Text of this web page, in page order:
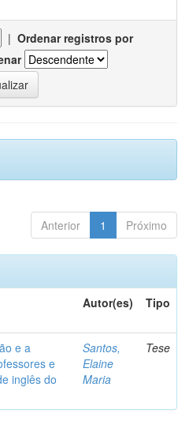
| Ordenar registros por
Anterior 1 Próximo
Autor(es) Tipo
e a
e
inglês do
Santos,
Elaine
Maria
Tese